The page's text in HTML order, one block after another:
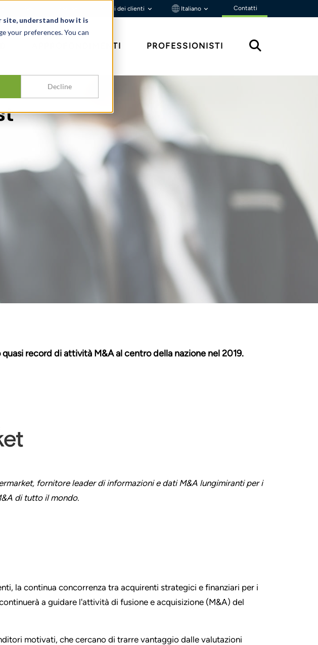
understand how it is
your preferences. You can
Decline
Portali dei clienti Italiano Contatti
APPROFONDIMENTI PROFESSIONISTI
record di attività M&A al centro della nazione nel 2019.
fornitore leader di informazioni e dati M&A lungimiranti per i
di tutto il mondo.
la continua concorrenza tra acquirenti strategici e finanziari per i
a guidare l'attività di fusione e acquisizione (M&A) del
motivati, che cercano di trarre vantaggio dalle valutazioni